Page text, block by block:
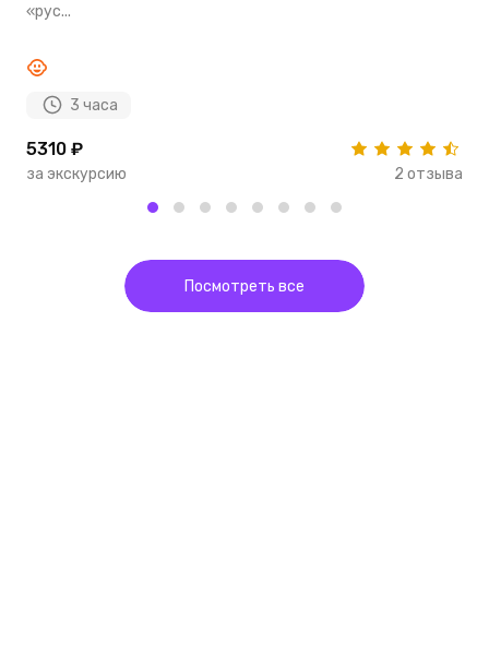
«рус...
3 часа
5310 ₽
за экскурсию 2 отзыва
Посмотреть все